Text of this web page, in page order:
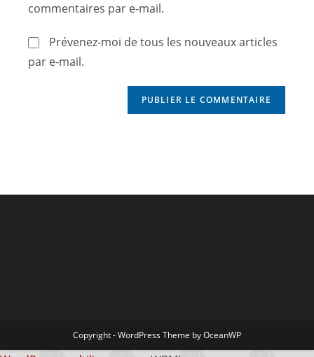
commentaires par e-mail.
Prévenez-moi de tous les nouveaux articles
par e-mail.
Copyright - WordPress Theme by OceanWP